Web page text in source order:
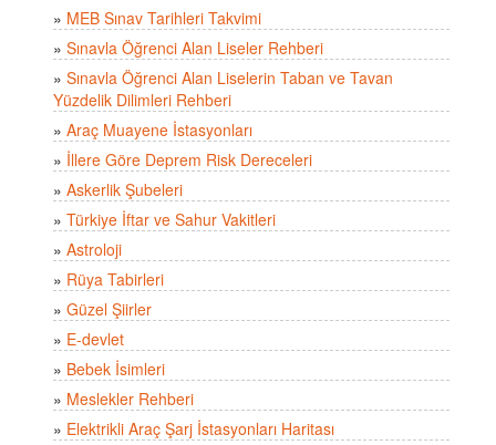
» MEB Sınav Tarihleri Takvimi
» Sınavla Öğrenci Alan Liseler Rehberi
» Sınavla Öğrenci Alan Liselerin Taban ve Tavan
Yüzdelik Dilimleri Rehberi
» Araç Muayene İstasyonları
» İllere Göre Deprem Risk Dereceleri
» Askerlik Şubeleri
» Türkiye İftar ve Sahur Vakitleri
» Astroloji
» Rüya Tabirleri
» Güzel Şiirler
» E-devlet
» Bebek İsimleri
» Meslekler Rehberi
» Elektrikli Araç Şarj İstasyonları Haritası